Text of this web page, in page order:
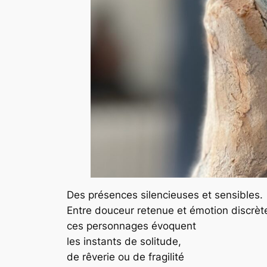
Des présences silencieuses et sensibles.
Entre douceur retenue et émotion
ces personnages évoquent
les instants de solitude,
de rêverie ou de fragilité